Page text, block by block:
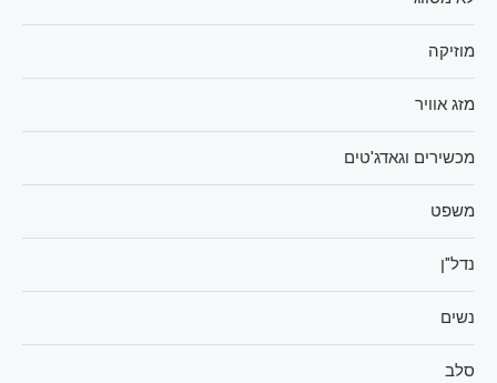
מוזיקה
מזג אוויר
מכשירים וגאדג'טים
משפט
נדל"ן
נשים
סלב